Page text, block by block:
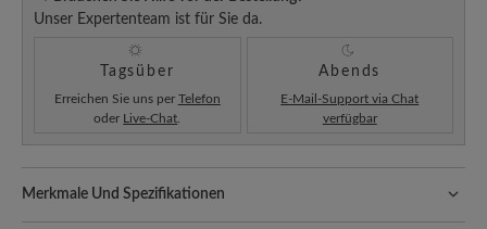
Unser Expertenteam ist für Sie da.
Tagsüber
Erreichen Sie uns per Telefon
oder Live-Chat
Abends
E-Mail-Support via Chat
verfügbar
Merkmale Und Spezifikationen